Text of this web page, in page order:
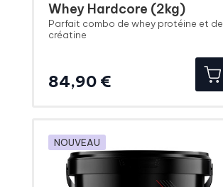
Whey Hardcore (2kg)
Parfait combo de whey protéine et de
créatine
84,90 €Prix
NOUVEAU